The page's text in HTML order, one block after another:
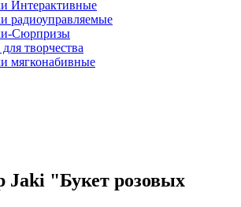
Интерактивные
радиоуправляемые
Сюрпризы
творчества
мягконабивные
Jaki "Букет розовых